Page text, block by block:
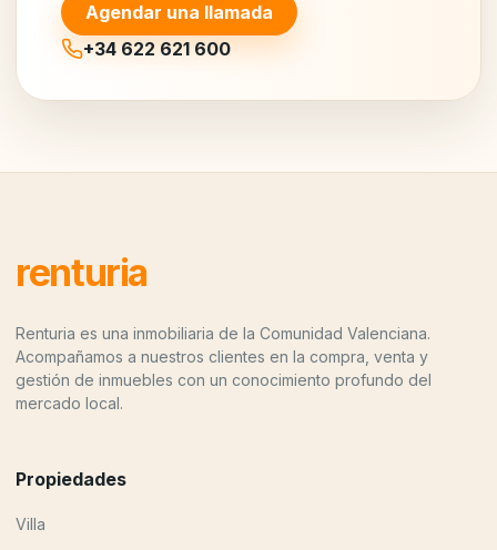
Agendar una llamada
+34 622 621 600
renturia
Renturia es una inmobiliaria de la Comunidad Valenciana.
Acompañamos a nuestros clientes en la compra, venta y
gestión de inmuebles con un conocimiento profundo del
mercado local.
Propiedades
Villa